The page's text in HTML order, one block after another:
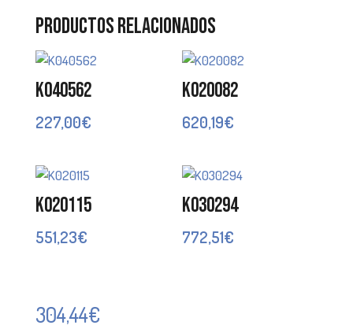
Productos relacionados
K040562
227,00€
K020082
620,19€
K020115
551,23€
K030294
772,51€
304,44€